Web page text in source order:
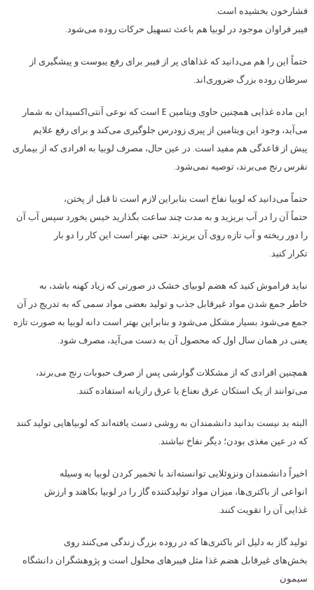
فشارخون بخشیده است.
فیبر فراوان موجود در لوبیا هم باعث تسهیل حرکات روده می‌شود.
حتماً این را هم می‌دانید که غذاهای پر از فیبر برای رفع یبوست و پیشگیری از
سرطان روده بزرگ ضروری‌اند.
این ماده غذایی همچنین حاوی ویتامین E است که نوعی آنتی‌اکسیدان به شمار
می‌آید، وجود این ویتامین از پیری زودرس جلوگیری می‌کند و برای رفع علایم
پیش از قاعدگی هم مفید است. در عین حال، مصرف لوبیا به افرادی که از بیماری
نقرس رنج می‌برند، توصیه نمی‌شود.
حتماً می‌دانید که لوبیا نفاخ است بنابراین لازم است تا قبل از پختن،
حتماً آن را در آب بریزید و به مدت چند ساعت بگذارید خیس بخورد سپس آب آن
را دور ریخته و آب تازه روی آن بریزند. حتی بهتر است این کار را دو بار
تکرار کنید.
نباید فراموش کنید که هضم لوبیای خشک در صورتی که زیاد کهنه باشد، به
خاطر جمع شدن مواد غیرقابل جذب و تولید بعضی مواد سمی که به تدریج در آن
جمع می‌شود بسیار مشکل می‌شود و بنابراین بهتر است دانه لوبیا به صورت تازه
یعنی در همان سال اول که محصول آن به دست می‌آید، مصرف شود.
همچنین افرادی که از مشکلات گوارشی پس از صرف حبوبات رنج می‌برند،
می‌توانند از یک استکان عرق نعناع یا عرق رازیانه استفاده کنند.
البته بد نیست بدانید دانشمندان به روشی دست یافته‌اند که لوبیاهایی تولید کنند
که در عین مغذی بودن؛ دیگر نفاخ نباشند.
اخیراً دانشمندان ونزوئلایی توانسته‌اند با تخمیر کردن لوبیا به وسیله
انواعی از باکتری‌ها، میزان مواد تولیدکننده گاز را در لوبیا بکاهند و ارزش
غذایی آن را تقویت کنند.
تولید گاز به دلیل اثر باکتری‌ها که در روده بزرگ زندگی می‌کنند روی
بخش‌های غیرقابل هضم غذا مثل فیبرهای محلول است و پژوهشگران دانشگاه
سیمون